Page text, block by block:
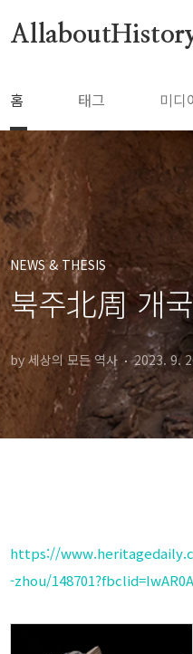
홈 태그 미디
NEWS & THESIS
북주北周 개
by 세상의 모든 역사 2023. 9.
https://
-zhou/